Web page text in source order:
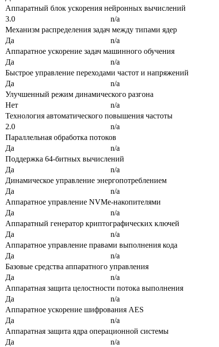
Аппаратный блок ускорения нейронных вычислений
3.0
n/a
Механизм распределения задач между типами ядер
Да
n/a
Аппаратное ускорение задач машинного обучения
Да
n/a
Быстрое управление переходами частот и напряжений
Да
n/a
Улучшенный режим динамического разгона
Нет
n/a
Технология автоматического повышения частоты
2.0
n/a
Параллельная обработка потоков
Да
n/a
Поддержка 64-битных вычислений
Да
n/a
Динамическое управление энергопотреблением
Да
n/a
Аппаратное управление NVMe-накопителями
Да
n/a
Аппаратный генератор криптографических ключей
Да
n/a
Аппаратное управление правами выполнения кода
Да
n/a
Базовые средства аппаратного управления
Да
n/a
Аппаратная защита целостности потока выполнения
Да
n/a
Аппаратное ускорение шифрования AES
Да
n/a
Аппаратная защита ядра операционной системы
Да
n/a